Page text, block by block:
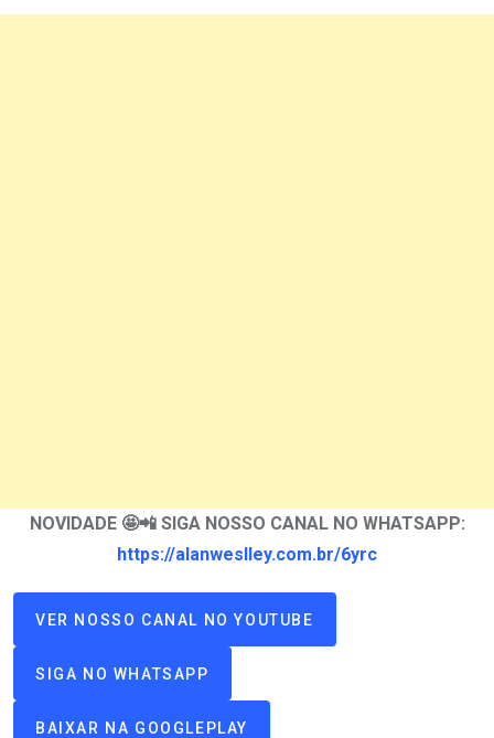
NOVIDADE 🤩📲 SIGA NOSSO CANAL NO WHATSAPP:
https://alanweslley.com.br/6yrc
VER NOSSO CANAL NO YOUTUBE
SIGA NO WHATSAPP
BAIXAR NA GOOGLEPLAY